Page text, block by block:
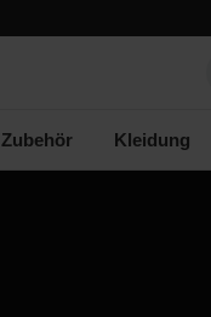
Zubehör Kleidung